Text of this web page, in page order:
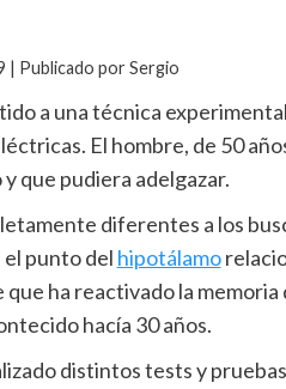
| Publicado por Sergio
a una técnica
El hombre, de 50
que pudiera adelgazar.
diferentes a los
el punto del hipotálamo
ha reactivado la
hacía 30 años.
distintos tests y